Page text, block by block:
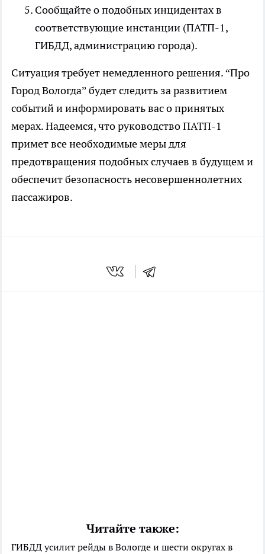
Сообщайте о подобных инцидентах в
соответствующие инстанции (ПАТП-1,
ГИБДД, администрацию города).
Ситуация требует немедленного решения. “Про
Город Вологда” будет следить за развитием
событий и информировать вас о принятых
мерах. Надеемся, что руководство ПАТП-1
примет все необходимые меры для
предотвращения подобных случаев в будущем и
обеспечит безопасность несовершеннолетних
пассажиров.
Читайте также:
ГИБДД усилит рейды в Вологде и шести округах в